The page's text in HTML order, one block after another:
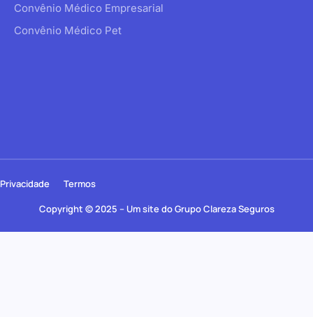
Convênio Médico Empresarial
Convênio Médico Pet
Copyright © 2025 – Um site do Grupo Clareza Seguros
Privacidade Termos